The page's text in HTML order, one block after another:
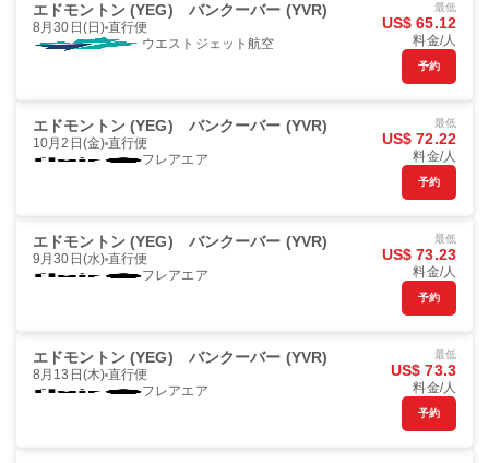
エドモントン (YEG) バンクーバー (YVR)
8月30日(日) 直行便
ウエストジェット航空
最低
US$ 65.12
料金/人
予約
エドモントン (YEG) バンクーバー (YVR)
10月2日(金) 直行便
フレアエア
最低
US$ 72.22
料金/人
予約
エドモントン (YEG) バンクーバー (YVR)
9月30日(水) 直行便
フレアエア
最低
US$ 73.23
料金/人
予約
エドモントン (YEG) バンクーバー (YVR)
8月13日(木) 直行便
フレアエア
最低
US$ 73.3
料金/人
予約